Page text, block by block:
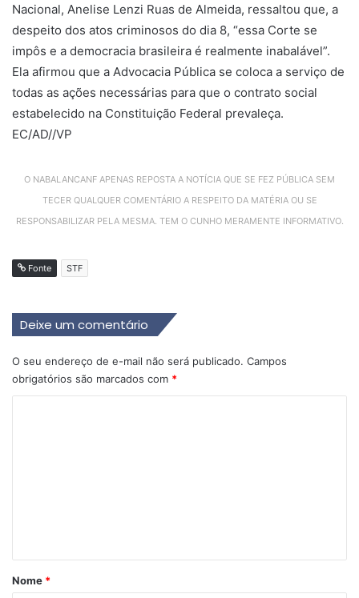
Nacional, Anelise Lenzi Ruas de Almeida, ressaltou que, a
despeito dos atos criminosos do dia 8, “essa Corte se
impôs e a democracia brasileira é realmente inabalável”.
Ela afirmou que a Advocacia Pública se coloca a serviço de
todas as ações necessárias para que o contrato social
estabelecido na Constituição Federal prevaleça.
EC/AD//VP
O NABALANCANF APENAS REPOSTA A NOTÍCIA QUE SE FEZ PÚBLICA SEM
TECER QUALQUER COMENTÁRIO A RESPEITO DA MATÉRIA OU SE
RESPONSABILIZAR PELA MESMA. TEM O CUNHO MERAMENTE INFORMATIVO.
Fonte STF
Deixe um comentário
O seu endereço de e-mail não será publicado. Campos
obrigatórios são marcados com *
rNome *